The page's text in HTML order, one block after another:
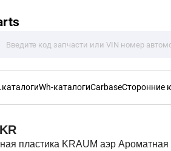
Wh-каталогиCarbaseСторонние
пластика KRAUM аэр